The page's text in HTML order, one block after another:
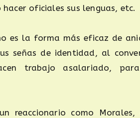
oficiales sus lenguas, etc.
es la forma más eficaz de
señas de identidad, al
trabajo asalariado,
reaccionario como Morales,